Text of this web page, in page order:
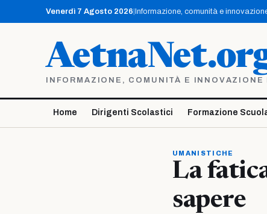
contenuto
Venerdì 7 Agosto 2026 Informazione, comunità e
INFORMAZIONE, COMUNITÀ E
Home Dirigenti Scolastici Formazione
UMANISTICHE
La
sapere